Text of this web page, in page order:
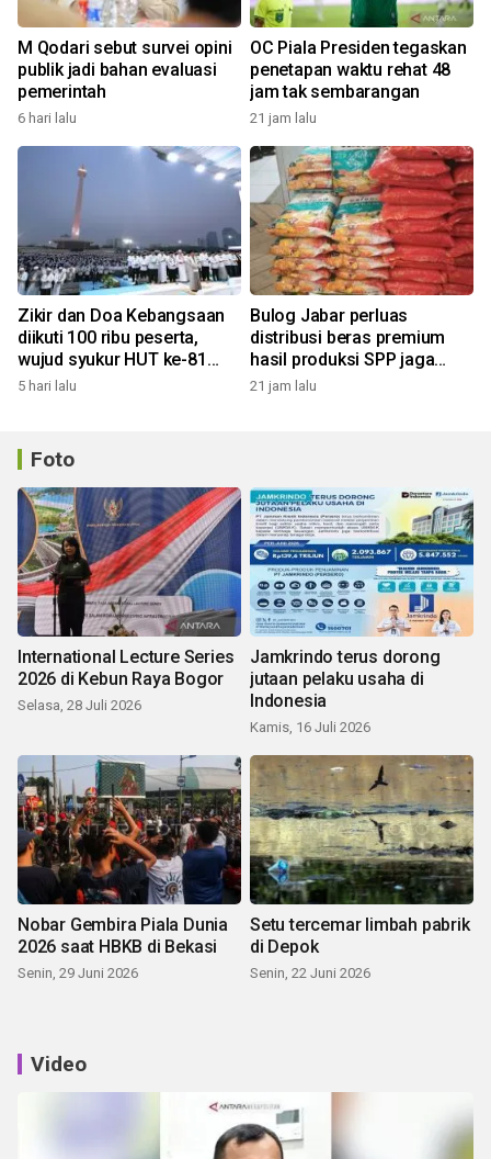
M Qodari sebut survei opini
publik jadi bahan evaluasi
pemerintah
6 hari lalu
OC Piala Presiden tegaskan
penetapan waktu rehat 48
jam tak sembarangan
21 jam lalu
Zikir dan Doa Kebangsaan
diikuti 100 ribu peserta,
wujud syukur HUT ke-81
Kemerdekaan RI
5 hari lalu
Bulog Jabar perluas
distribusi beras premium
hasil produksi SPP jaga
harga sesuai HET
21 jam lalu
Foto
International Lecture Series
2026 di Kebun Raya Bogor
Selasa, 28 Juli 2026
Jamkrindo terus dorong
jutaan pelaku usaha di
Indonesia
Kamis, 16 Juli 2026
Nobar Gembira Piala Dunia
2026 saat HBKB di Bekasi
Senin, 29 Juni 2026
Setu tercemar limbah pabrik
di Depok
Senin, 22 Juni 2026
Video